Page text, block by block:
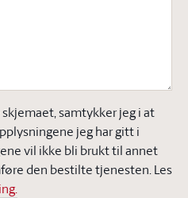
samtykker jeg i at
jeg har gitt i
vil ikke bli brukt til annet
den bestilte tjenesten. Les